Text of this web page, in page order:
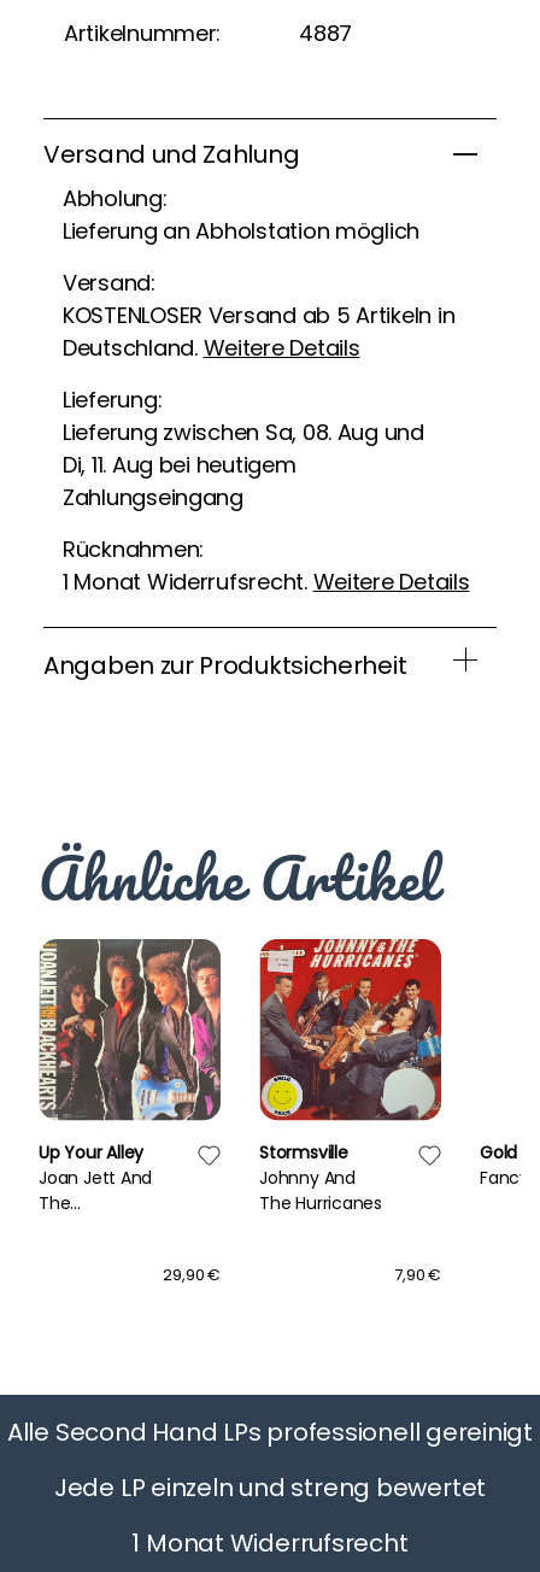
Artikelnummer: 4887
Versand und Zahlung
Abholung:
Lieferung an Abholstation möglich
Versand:
KOSTENLOSER Versand ab 5 Artikeln in
Deutschland. Weitere Details
Lieferung:
Lieferung zwischen Sa, 08. Aug und
Di, 11. Aug bei heutigem
Zahlungseingang
Rücknahmen:
1 Monat Widerrufsrecht. Weitere Details
Angaben zur Produktsicherheit
Ähnliche Artikel
Up Your Alley
Joan Jett And
The
29,90 €
Stormsville
Johnny And
The Hurricanes
7,90 €
Gold
Fancy
Alle Second Hand LPs professionell gereinigt
Jede LP einzeln und streng bewertet
1 Monat Widerrufsrecht